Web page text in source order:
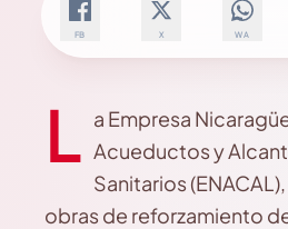
FB X WA
L a Empresa
Acueductos y
Sanitarios
obras de reforzamiento